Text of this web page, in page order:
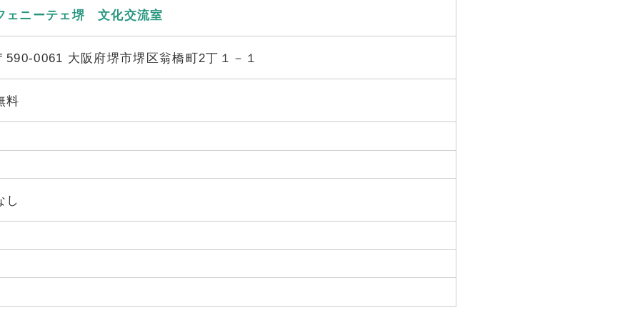
ェニーテェ堺 文化交流室
590-0061 大阪府堺市堺区翁橋町2丁１－１
料
し